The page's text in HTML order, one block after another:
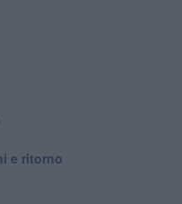
e ritorno